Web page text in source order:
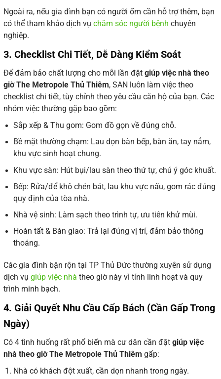
Ngoài ra, nếu gia đình bạn có người ốm cần hỗ trợ thêm, bạn
có thể tham khảo dịch vụ chăm sóc người bệnh chuyên
nghiệp.
3. Checklist Chi Tiết, Dễ Dàng Kiểm Soát
Để đảm bảo chất lượng cho mỗi lần đặt giúp việc nhà theo
giờ The Metropole Thủ Thiêm, SAN luôn làm việc theo
checklist chi tiết, tùy chỉnh theo yêu cầu căn hộ của bạn. Các
nhóm việc thường gặp bao gồm:
Sắp xếp & Thu gom: Gom đồ gọn về đúng chỗ.
Bề mặt thường chạm: Lau dọn bàn bếp, bàn ăn, tay nắm,
khu vực sinh hoạt chung.
Khu vực sàn: Hút bụi/lau sàn theo thứ tự, chú ý góc khuất.
Bếp: Rửa/để khô chén bát, lau khu vực nấu, gom rác đúng
quy định của tòa nhà.
Nhà vệ sinh: Làm sạch theo trình tự, ưu tiên khử mùi.
Hoàn tất & Bàn giao: Trả lại đúng vị trí, đảm bảo thông
thoáng.
Các gia đình bận rộn tại TP Thủ Đức thường xuyên sử dụng
dịch vụ giúp việc nhà theo giờ này vì tính linh hoạt và quy
trình minh bạch.
4. Giải Quyết Nhu Cầu Cấp Bách (Cần Gấp Trong
Ngày)
Có 4 tình huống rất phổ biến mà cư dân cần đặt giúp việc
nhà theo giờ The Metropole Thủ Thiêm gấp:
Nhà có khách đột xuất, cần dọn nhanh trong ngày.